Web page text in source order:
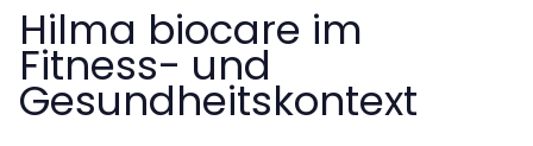
Hilma biocare im
Fitness- und
Gesundheitskontext